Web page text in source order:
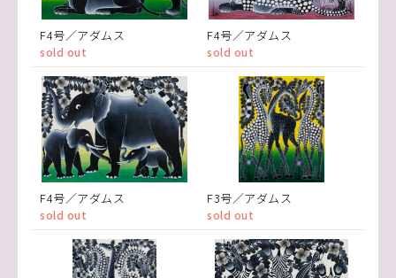
F4号／アダムス
sold out
F4号／アダムス
sold out
F4号／アダムス
sold out
F3号／アダムス
sold out